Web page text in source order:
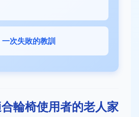
次失敗的教訓
輪椅使用者的老人家